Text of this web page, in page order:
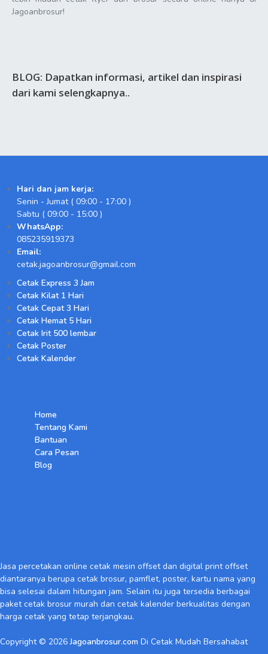
Jagoanbrosur!
BLOG: Dapatkan informasi, artikel dan inspirasi
dari kami selengkapnya..
Hari dan jam kerja:
Senin - Jumat ( 09:00 - 17:00 )
Sabtu ( 09:00 - 15:00 )
WhatsApp:
085235919373
Email:
cetak.jagoanbrosur@gmail.com
Cetak Express 3 Jam
Cetak Kilat 1 Hari
Cetak Cepat 3 Hari
Cetak Hemat 5 Hari
Cetak Irit 500 lembar
Cetak Poster
Cetak Kalender
Home
Tentang Kami
Bantuan
Cara Pesan
Blog
Jasa percetakan online cetak mesin offset dan digital print offset
diantaranya berupa cetak brosur, pamflet, poster, kartu nama yang
bisa selesai dalam hitungan jam. Selain itu juga tersedia berbagai
paket cetak brosur murah dan cetak kalender berkualitas dengan
harga cetak yang tetap terjangkau.
Copyright © 2026Jagoanbrosur.com Di Cetak Mudah Bersahabat